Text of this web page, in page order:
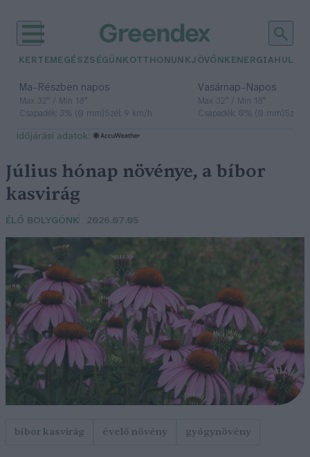
KERTEM EGÉSZSÉGÜNK OTTHONUNKJÖVŐNK ENERGIA
Ma– Részben napos
Max 32° / Min 18°
Csapadék: 3% (0 mm)Szél: 9 km/h
Vasárnap– Napos
Max 32° / Min 18°
Csapadék: 0% (0 mm)Szél:
időjárási adatok:
Július hónap növénye, a bíbor
kasvirág
ÉLŐ BOLYGÓNK 2026.07.05
bíbor kasvirág évelő növény gyógynövény